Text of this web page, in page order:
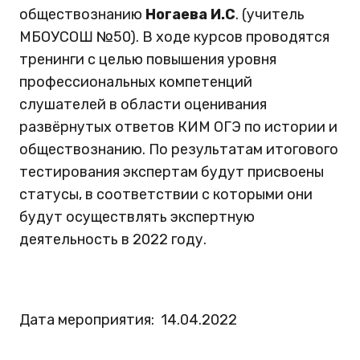
обществознанию Ногаева И.С. (учитель
МБОУСОШ №50). В ходе курсов проводятся
тренинги с целью повышения уровня
профессиональных компетенций
слушателей в области оценивания
развёрнутых ответов КИМ ОГЭ по истории и
обществознанию. По результатам итогового
тестирования экспертам будут присвоены
статусы, в соответствии с которыми они
будут осуществлять экспертную
деятельность в 2022 году.
Дата мероприятия: 14.04.2022